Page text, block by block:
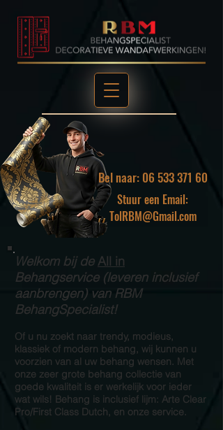
Stuur een Email:
TolRBM@Gmail.com
Bel naar: 06 533 371 60
Welkom bij deAll in
Behangservice (leveren inclusief
aanbrengen) van RBM
BehangSpecialist!
Of u nu zoekt naar trendy, modieus,
klassiek of modern behang, wij kunnen u
voorzien van al uw behang wensen. Met
onze zeer grote behang collectie van
goede kwaliteit is er werkelijk voor ieder
wat wils! Behang is inclusief lijm: Arte Clear
Pro/First Class Dutch, en onze service.